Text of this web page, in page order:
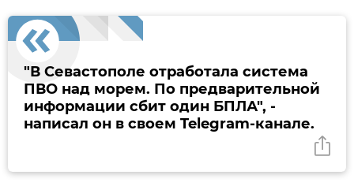
"В Севастополе отработала система
ПВО над морем. По предварительной
информации сбит один БПЛА", -
написал он в своем Telegram-канале.